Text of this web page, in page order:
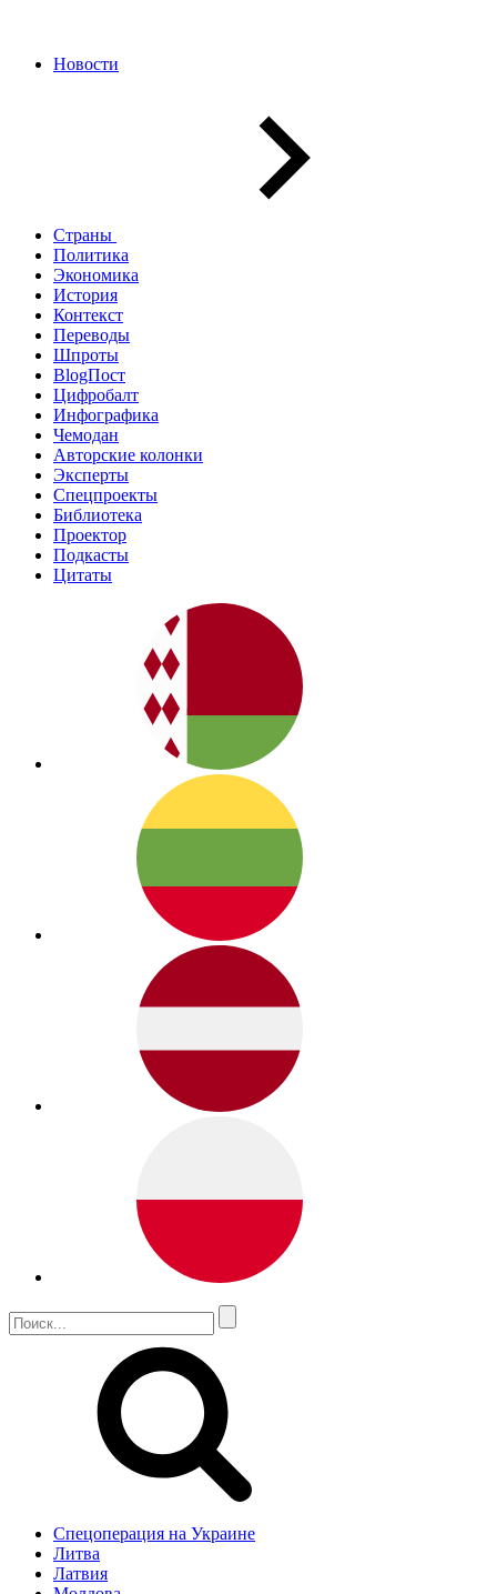
Новости
Страны
Политика
Экономика
История
Контекст
Переводы
Шпроты
BlogПост
Цифробалт
Инфографика
Чемодан
Авторские колонки
Эксперты
Спецпроекты
Библиотека
Проектор
Подкасты
Цитаты
Спецоперация на Украине
Литва
Латвия